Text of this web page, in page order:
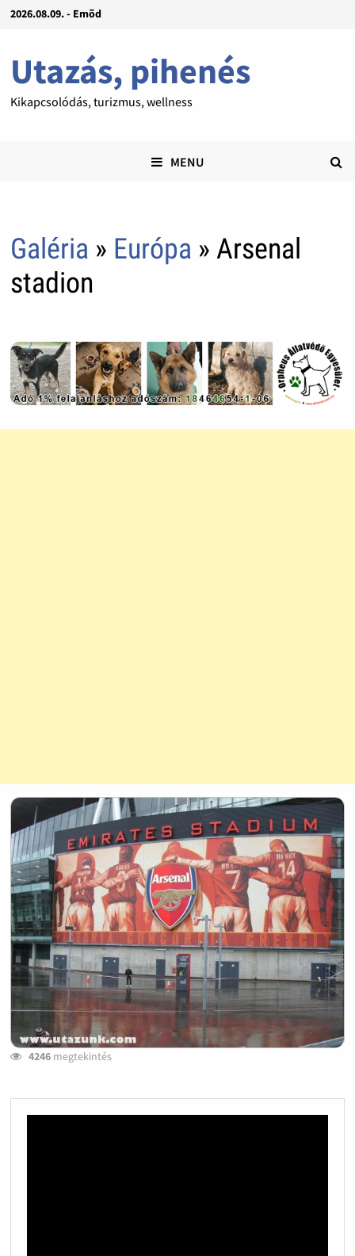
2026.08.09. - Emõd
Utazás, pihenés
Kikapcsolódás, turizmus, wellness
MENU
Galéria » Európa » Arsenal
stadion
4246megtekintés